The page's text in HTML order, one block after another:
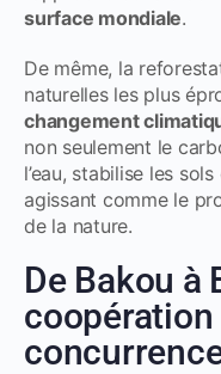
surface mondiale.
De même, la
naturelles les plus
changement
non seulement le
l’eau, stabilise les
agissant comme le
de la nature.
De Bakou à